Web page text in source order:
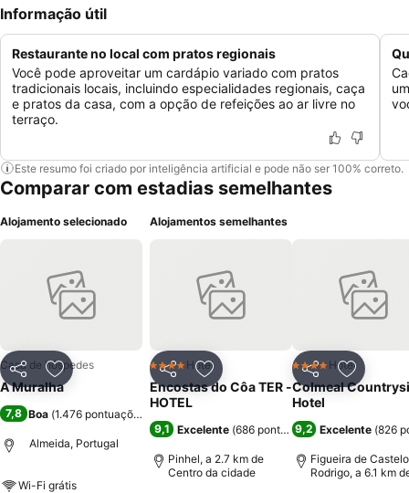
Informação útil
Restaurante no local com pratos regionais
Você pode aproveitar um cardápio variado com pratos
tradicionais locais, incluindo especialidades regionais, caça
e pratos da casa, com a opção de refeições ao ar livre no
terraço.
Este resumo foi criado por inteligência artificial e pode não ser 100% correto.
Comparar com estadias semelhantes
Alojamento selecionado
PartilharAdicionar aos favoritos
Casa de hóspedes
A Muralha
7,8 Boa (1.476 pontuações
Almeida, Portugal
Wi-Fi grátis
Alojamentos semelhantes
PartilharAdicionar aos favoritos
4 EstrelasHotel
Encostas do Côa TER -
HOTEL
9,1 Excelente (686 pontuações )
Pinhel, a 2.7 km de
Centro da cidade
Partilhar
4 EstrelasHotel
Colmeal
Hotel
9,2 Excelente (826
Figueira de Castelo
Rodrigo, a 6.1 km